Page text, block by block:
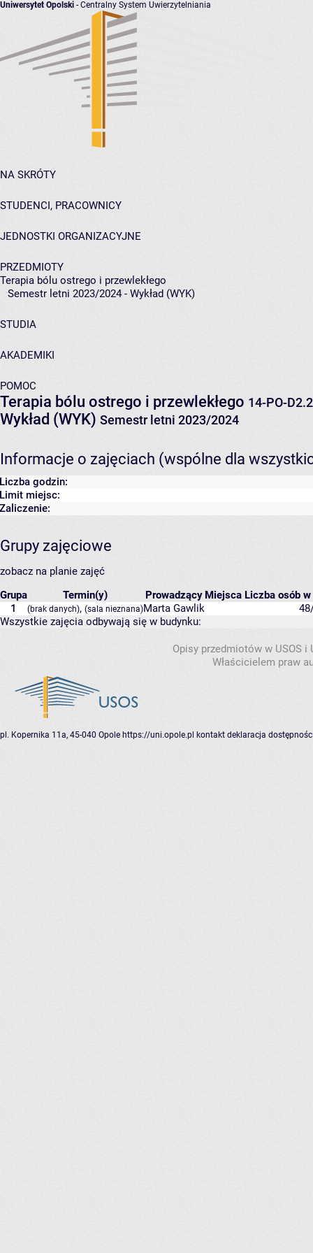
Uniwersytet Opolski - Centralny System Uwierzytelniania
NA SKRÓTY
STUDENCI, PRACOWNICY
JEDNOSTKI ORGANIZACYJNE
PRZEDMIOTY
Terapia bólu ostrego i przewlekłego
Semestr letni 2023/2024 - Wykład (WYK)
STUDIA
AKADEMIKI
POMOC
Terapia bólu ostrego i przewlekłego 14-PO-
Wykład (WYK) Semestr letni 2023/2024
Informacje o zajęciach (wspólne dla
Liczba godzin:
Limit miejsc:
Zaliczenie:
Grupy zajęciowe
zobacz na planie zajęć
Grupa
Termin(y) Prowadzący Miejsca Liczba osób
1
(brak danych), (sala nieznana)Marta Gawlik
Wszystkie zajęcia odbywają się w budynku:
Opisy przedmiotów w USOS
Właścicielem praw
pl. Kopernika 11a, 45-040 Opole https://uni.opole.pl kontakt deklaracja